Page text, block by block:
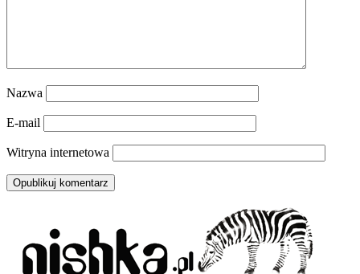
Nazwa
E-mail
Witryna internetowa